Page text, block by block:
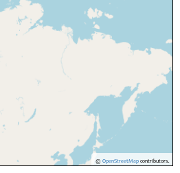
© OpenStreetMapcontributors.